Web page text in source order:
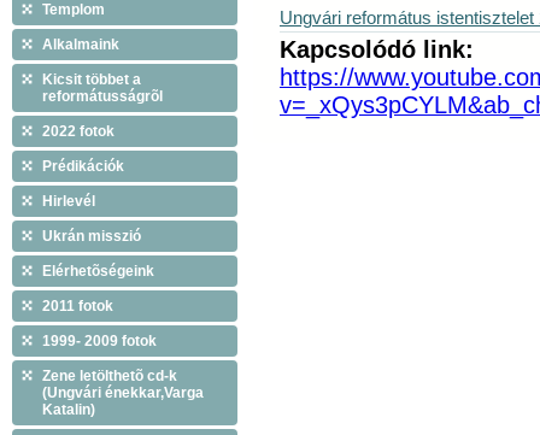
Templom
Alkalmaink
Kicsit többet a
reformátusságrõl
2022 fotok
Prédikációk
Hirlevél
Ukrán misszió
Elérhetõségeink
2011 fotok
1999- 2009 fotok
Zene letölthetõ cd-k
(Ungvári énekkar,Varga
Katalin)
Ungvári református
Kapcsolódó link:
https://